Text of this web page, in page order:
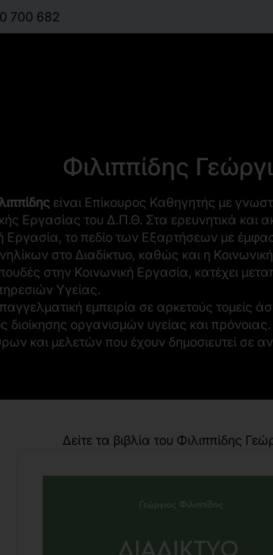
700 682
Φιλιππίδης
είναι Επίκουρος Καθηγητής με
Εργασίας του Δ.Π.Θ. Στα ερευνητικά και
Εργασία, το πεδίο των Εξαρτήσεων με
στο Διαδίκτυο, καθώς και η
στην Κοινωνική Εργασία, κατέχει
Υγείας.
εμπειρία σε αρκετούς τομείς
διοίκησης οργανισμών υγείας και
και μελετών που έχουν δημοσιευτεί σε
Δείτε τα βιβλία του Φιλιππίδης